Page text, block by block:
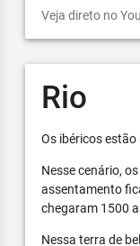
Veja direto no
Rio
Os ibéricos estão
Nesse cenário,
assentamento
chegaram 1500
Nessa terra de